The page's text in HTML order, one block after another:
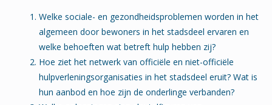
Welke sociale- en gezondheidsproblemen worden in het
algemeen door bewoners in het stadsdeel ervaren en
welke behoeften wat betreft hulp hebben zij?
Hoe ziet het netwerk van officiële en niet-officiële
hulpverleningsorganisaties in het stadsdeel eruit? Wat is
hun aanbod en hoe zijn de onderlinge verbanden?